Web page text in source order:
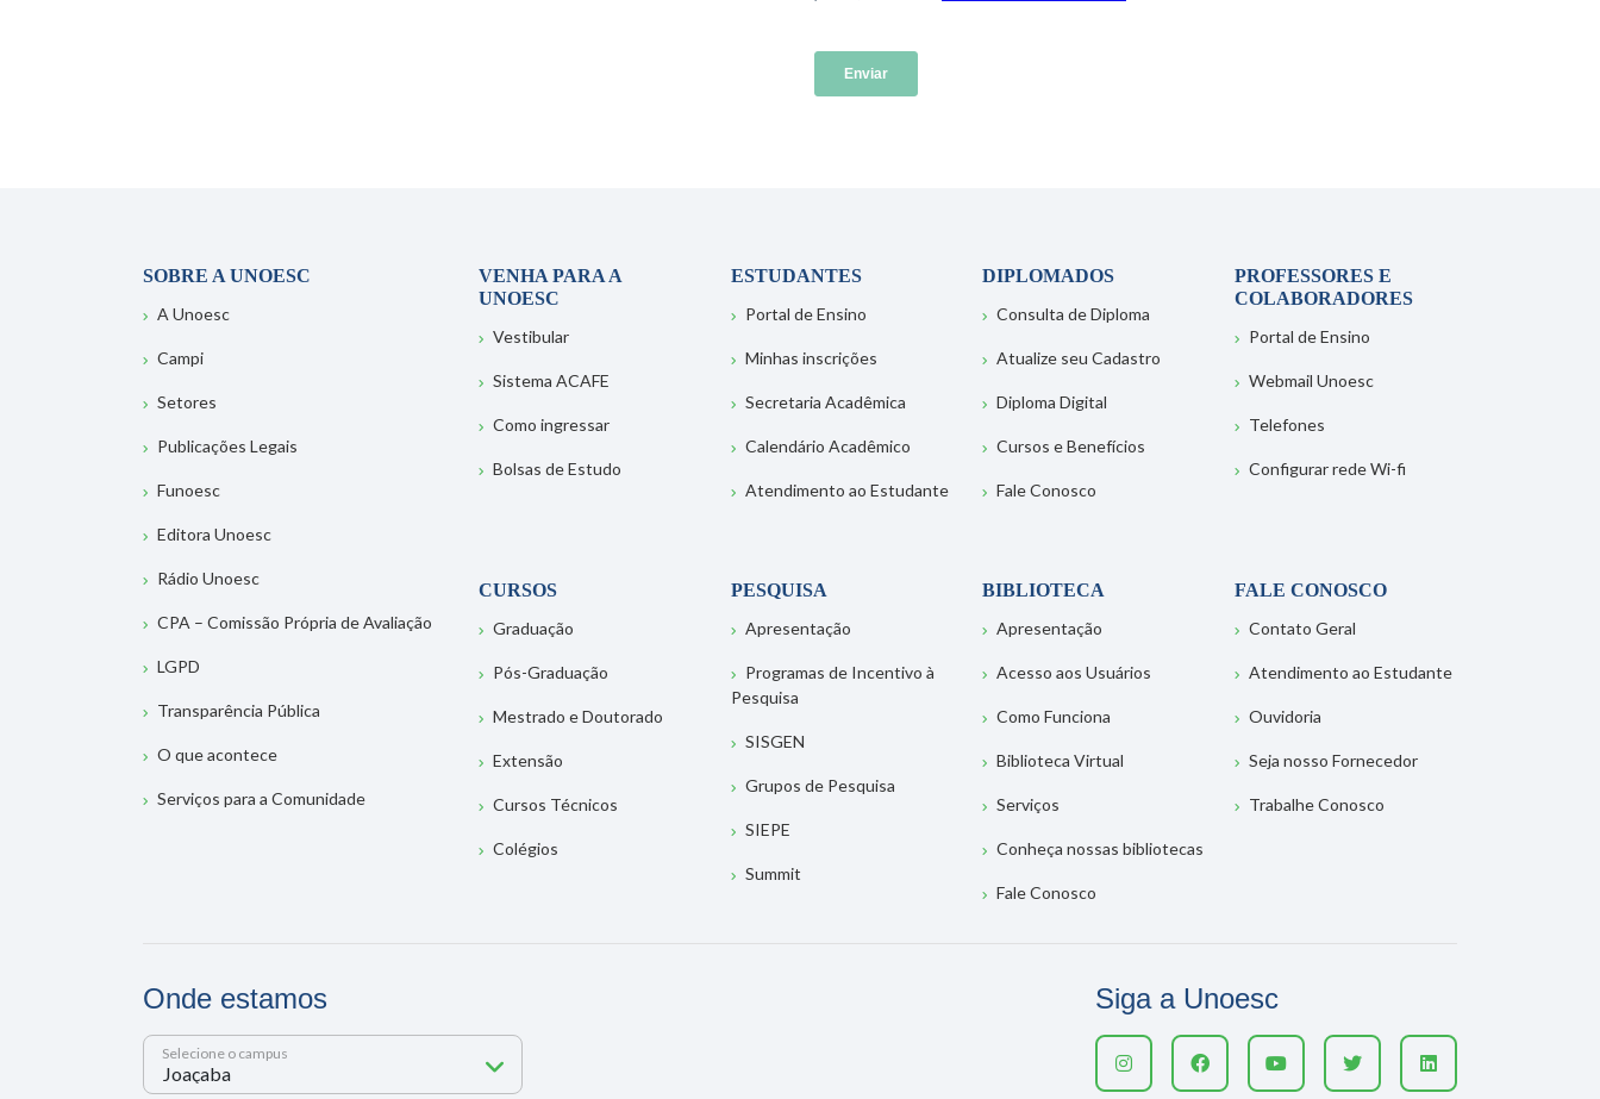
SOBRE A UNOESC
A Unoesc
Campi
Setores
Publicações Legais
Funoesc
Editora Unoesc
Rádio Unoesc
CPA – Comissão Própria de Avaliação
LGPD
Transparência Pública
O que acontece
Serviços para a Comunidade
VENHA PARA A
UNOESC
Vestibular
Sistema ACAFE
Como ingressar
Bolsas de Estudo
ESTUDANTES
Portal de Ensino
Minhas inscrições
Secretaria Acadêmica
Calendário Acadêmico
Atendimento ao Estudante
DIPLOMADOS
Consulta de Diploma
Atualize seu Cadastro
Diploma Digital
Cursos e Benefícios
Fale Conosco
PROFESSORES E
COLABORADORES
Portal de Ensino
Webmail Unoesc
Telefones
Configurar rede Wi-fi
CURSOS
Graduação
Pós-Graduação
Mestrado e Doutorado
Extensão
Cursos Técnicos
Colégios
PESQUISA
Apresentação
Programas de Incentivo à
Pesquisa
SISGEN
Grupos de Pesquisa
SIEPE
Summit
BIBLIOTECA
Apresentação
Acesso aos Usuários
Como Funciona
Biblioteca Virtual
Serviços
Conheça nossas bibliotecas
Fale Conosco
FALE CONOSCO
Contato Geral
Atendimento ao Estudante
Ouvidoria
Seja nosso Fornecedor
Trabalhe Conosco
Onde estamos
Selecione o campus
Siga a Unoesc